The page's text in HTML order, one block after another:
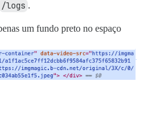
/logs .
um fundo preto no espaço